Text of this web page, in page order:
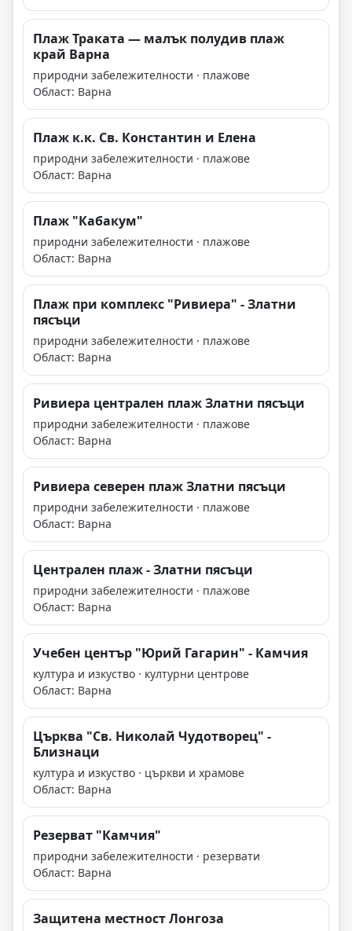
Плаж Траката — малък полудив плаж
край Варна
природни забележителности · плажове
Област: Варна
Плаж к.к. Св. Константин и Елена
природни забележителности · плажове
Област: Варна
Плаж "Кабакум"
природни забележителности · плажове
Област: Варна
Плаж при комплекс "Ривиера" - Златни
пясъци
природни забележителности · плажове
Област: Варна
Ривиера централен плаж Златни пясъци
природни забележителности · плажове
Област: Варна
Ривиера северен плаж Златни пясъци
природни забележителности · плажове
Област: Варна
Централен плаж - Златни пясъци
природни забележителности · плажове
Област: Варна
Учебен център "Юрий Гагарин" - Камчия
култура и изкуство · културни центрове
Област: Варна
Църква "Св. Николай Чудотворец" -
Близнаци
култура и изкуство · църкви и храмове
Област: Варна
Резерват "Камчия"
природни забележителности · резервати
Област: Варна
Защитена местност Лонгоза